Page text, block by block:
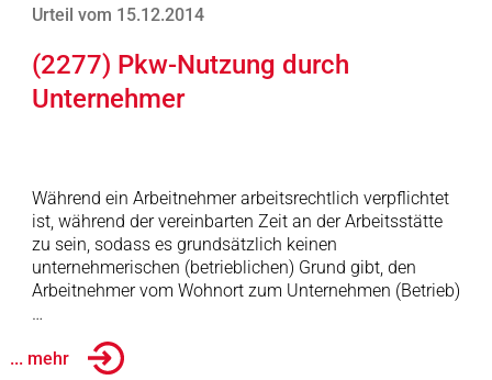
Urteil vom 15.12.2014
(2277) Pkw-Nutzung durch
Unternehmer
Während ein Arbeitnehmer arbeitsrechtlich verpflichtet
ist, während der vereinbarten Zeit an der Arbeitsstätte
zu sein, sodass es grundsätzlich keinen
unternehmerischen (betrieblichen) Grund gibt, den
Arbeitnehmer vom Wohnort zum Unternehmen (Betrieb)
…
... mehr